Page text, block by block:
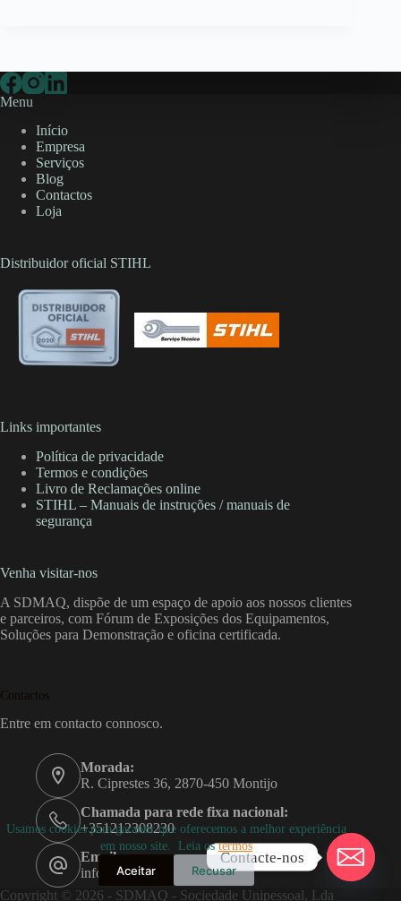
Usamos cookies para garantir que oferecemos a melhor experiência
em nosso site. Leia ostermos
Aceitar Recusar
Menu
Início
Empresa
Serviços
Blog
Contactos
Loja
Distribuidor oficial STIHL
Links importantes
Política de privacidade
Termos e condições
Livro de Reclamações online
STIHL – Manuais de instruções / manuais de
segurança
Venha visitar-nos
A SDMAQ, dispõe de um espaço de apoio aos nossos clientes
e parceiros, com Fórum de Exposições dos Equipamentos,
Soluções para Demonstração e oficina certificada.
Contactos
Entre em contacto connosco.
Morada:
R. Ciprestes 36, 2870-450 Montijo
Chamada para rede fixa nacional:
+351212308230
Email:
info@sdmaq.pt
Copyright © 2026 - SDMAQ - Sociedade Unipessoal, Lda
Contacte-nos